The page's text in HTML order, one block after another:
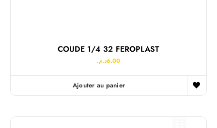
COUDE 1/4 32 FEROPLAST
6.00د.م.
Ajouter au panier